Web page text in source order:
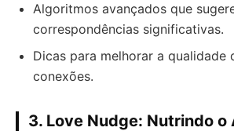
Algoritmos avançados que
correspondências significativas.
Dicas para melhorar a qualidade
conexões.
3. Love Nudge: Nutrindo o